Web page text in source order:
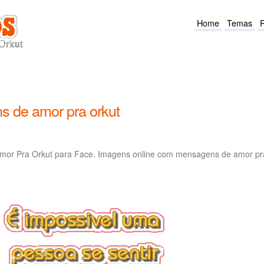
Home Temas
de amor pra orkut
Pra Orkut para Face. Imagens online com mensagens de amor